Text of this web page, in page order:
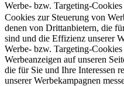
Werbe- bzw. Targeting-Cookies
Cookies zur Steuerung von
denen von Drittanbietern, die
sind und die Effizienz unserer
Werbe- bzw. Targeting-Cookies
Werbeanzeigen auf unseren
die für Sie und Ihre Interessen
unserer Werbekampagnen